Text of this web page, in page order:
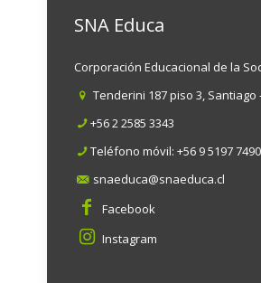
SNA Educa
Corporación Educacional de la
Tenderini 187 piso 3, Santiago
+56 2 2585 3343
Teléfono móvil:+56 9 5197 7490
snaeduca@snaeduca.cl
Facebook
Instagram